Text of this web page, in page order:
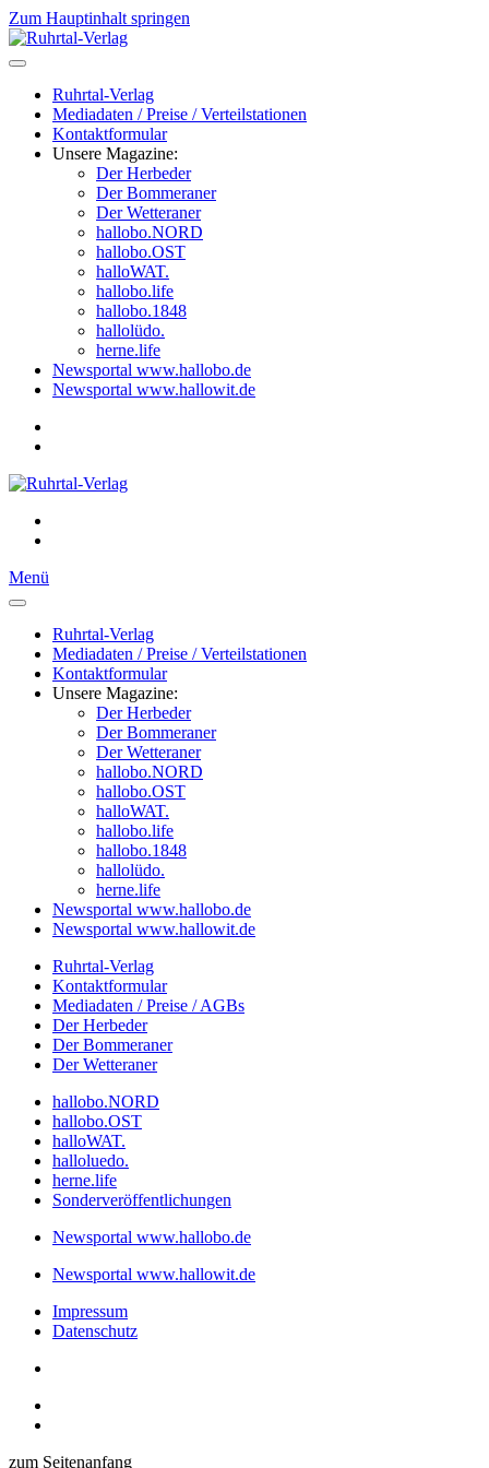
Zum Hauptinhalt springen
Ruhrtal-Verlag
Mediadaten / Preise / Verteilstationen
Kontaktformular
Unsere Magazine:
Der Herbeder
Der Bommeraner
Der Wetteraner
hallobo.NORD
hallobo.OST
halloWAT.
hallobo.life
hallobo.1848
hallolüdo.
herne.life
Newsportal www.hallobo.de
Newsportal www.hallowit.de
Menü
Ruhrtal-Verlag
Mediadaten / Preise / Verteilstationen
Kontaktformular
Unsere Magazine:
Der Herbeder
Der Bommeraner
Der Wetteraner
hallobo.NORD
hallobo.OST
halloWAT.
hallobo.life
hallobo.1848
hallolüdo.
herne.life
Newsportal www.hallobo.de
Newsportal www.hallowit.de
Ruhrtal-Verlag
Kontaktformular
Mediadaten / Preise / AGBs
Der Herbeder
Der Bommeraner
Der Wetteraner
hallobo.NORD
hallobo.OST
halloWAT.
halloluedo.
herne.life
Sonderveröffentlichungen
Newsportal www.hallobo.de
Newsportal www.hallowit.de
Impressum
Datenschutz
zum Seitenanfang